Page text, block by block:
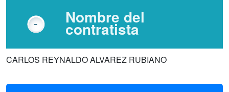
Nombre del
contratista
CARLOS REYNALDO ALVAREZ RUBIANO